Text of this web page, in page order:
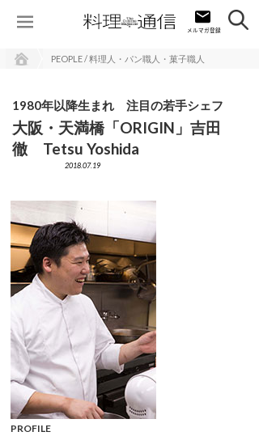
PEOPLE / 料理人・パン職人・菓子職人
1980年以降生まれ 注目の若手シェフ
大阪・天満橋「ORIGIN」吉田
徹 Tetsu Yoshida
2018.07.19
PROFILE